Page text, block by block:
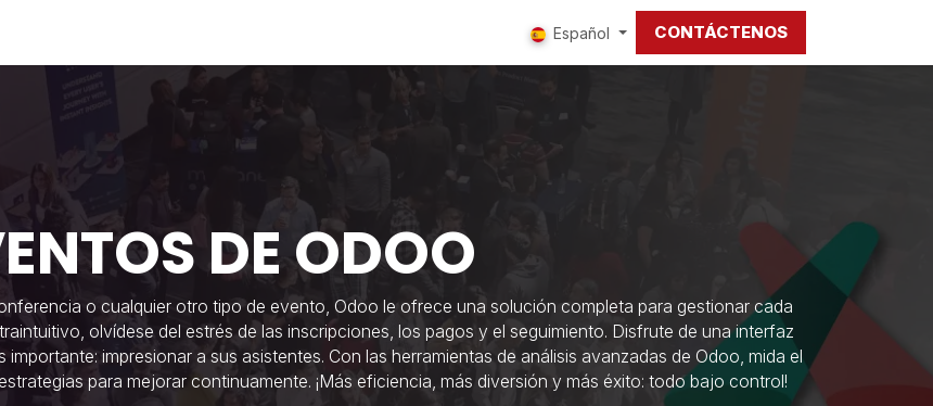
Español CONTÁCTENOS
DE ODOO
o cualquier otro tipo de evento, Odoo le ofrece una solución completa para gestionar cada
olvídese del estrés de las inscripciones, los pagos y el seguimiento. Disfrute de una interfaz
impresionar a sus asistentes. Con las herramientas de análisis avanzadas de Odoo, mida el
para mejorar continuamente. ¡Más eficiencia, más diversión y más éxito: todo bajo control!